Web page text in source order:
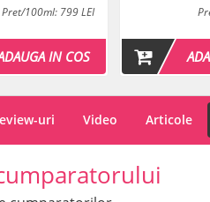
Pret/100ml: 799 LEI
IN COS
uri Video Articole